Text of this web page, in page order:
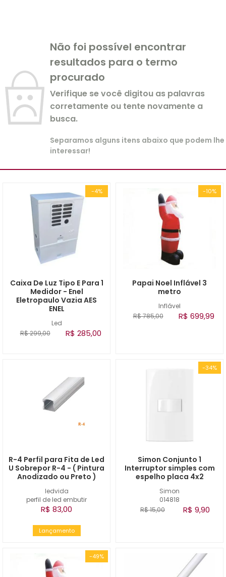
Não foi possível encontrar
resultados para o termo
procurado
Verifique se você digitou as palavras
corretamente ou tente novamente a
busca.
Separamos alguns itens abaixo que podem lhe
interessar!
-4%
Led
Caixa De Luz Tipo E Para 1
Medidor - Enel
Eletropaulo Vazia AES
ENEL
R$ 299,00 R$ 285,00
-10%
Inflável
Papai Noel Inflável 3
metro
R$ 785,00 R$ 699,99
ledvida
perfil de led embutir
R-4 Perfil para Fita de Led
U Sobrepor R-4 - ( Pintura
Anodizado ou Preto )
R$ 83,00
Lançamento
-34%
Simon
014818
Simon Conjunto 1
Interruptor simples com
espelho placa 4x2
R$ 15,00 R$ 9,90
-49%